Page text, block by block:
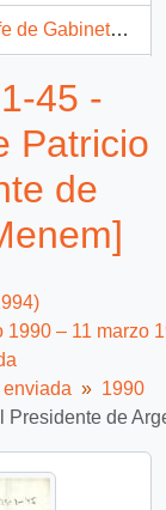
y de la Antártica Chilena]
y la Antártica Chilena]
45 -
Patricio
de
– 11 marzo
1990
de